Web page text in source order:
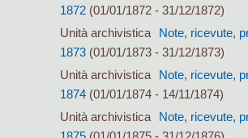
1872 (01/01/1872 - 31/12/1872)
Unità archivistica
Note, ricevute,
1873 (01/01/1873 - 31/12/1873)
Unità archivistica
Note, ricevute,
1874 (01/01/1874 - 14/11/1874)
Unità archivistica
Note, ricevute,